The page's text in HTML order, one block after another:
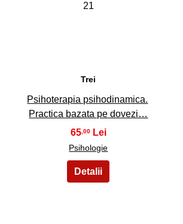
21
Trei
Psihoterapia psihodinamica.
Practica bazata pe dovezi…
65,00
Psihologie